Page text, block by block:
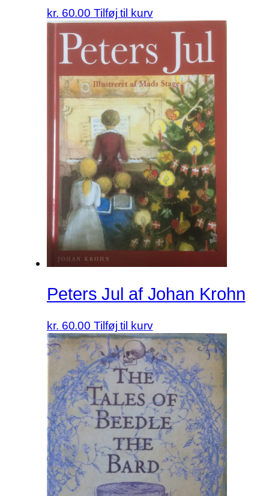
kr. 60.00 Tilføj til kurv
Peters Jul af Johan Krohn
kr. 60.00 Tilføj til kurv